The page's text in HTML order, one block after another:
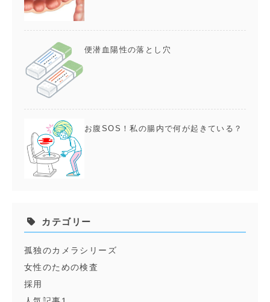
便潜血陽性の落とし穴
お腹SOS！私の腸内で何が起きている？
カテゴリー
孤独のカメラシリーズ
女性のための検査
採用